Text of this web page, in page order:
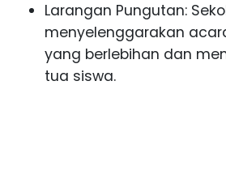
Larangan Pungutan:
menyelenggarakan
yang berlebihan dan
tua siswa.